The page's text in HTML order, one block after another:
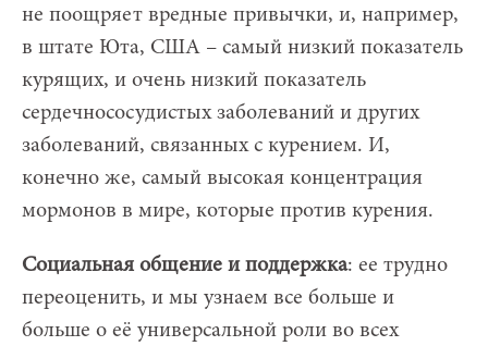
не поощряет вредные привычки, и, например,
в штате Юта, США – самый низкий показатель
курящих, и очень низкий показатель
сердечнососудистых заболеваний и других
заболеваний, связанных с курением. И,
конечно же, самый высокая концентрация
мормонов в мире, которые против курения.
Социальная общение и поддержка: ее трудно
переоценить, и мы узнаем все больше и
больше о её универсальной роли во всех